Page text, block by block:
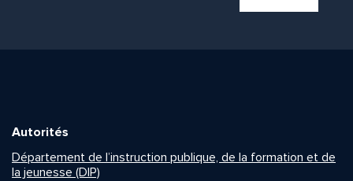
Autorités
Département de l’instruction publique, de la formation et de
la jeunesse (DIP)